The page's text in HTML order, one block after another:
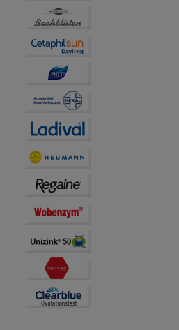
mit deren Hilfe wir unsere
können, den Inhalt
für Sie zu gestalten.
Daten hierfür teilweise an
soziale Medien